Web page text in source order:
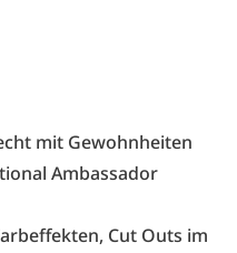
mit Gewohnheiten
Ambassador
Cut Outs im